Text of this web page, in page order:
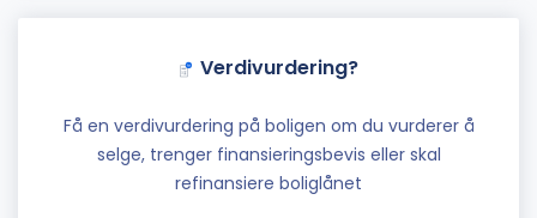
Verdivurdering?
Få en verdivurdering på boligen om du vurderer å
selge, trenger finansieringsbevis eller skal
refinansiere boliglånet